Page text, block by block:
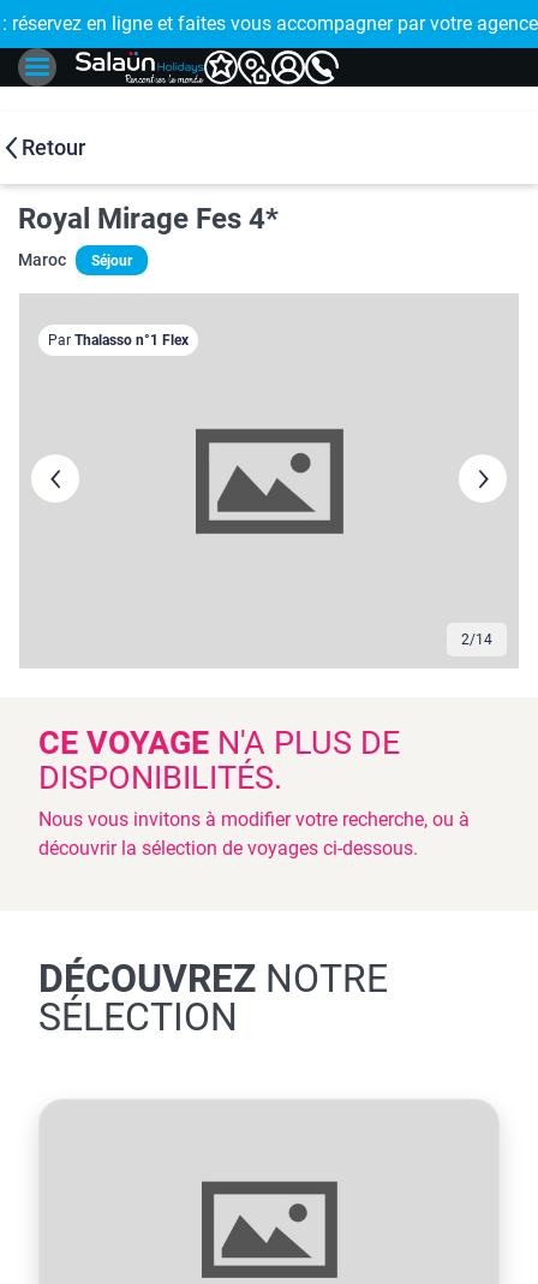
!
: réservez en ligne et faites vous accompagner par votre
🤩
Retour
Royal Mirage Fes 4*
Maroc Séjour
3/14
Par Thalasso n°1 Flex
CE VOYAGE N'A PLUS DE
DISPONIBILITÉS.
Nous vous invitons à modifier votre recherche, ou à
découvrir la sélection de voyages ci-dessous.
DÉCOUVREZ NOTRE
SÉLECTION